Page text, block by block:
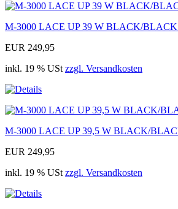
M-3000 LACE UP 39 W BLACK/BLACK
EUR 249,95
inkl. 19 % USt zzgl. Versandkosten
M-3000 LACE UP 39,5 W BLACK/
EUR 249,95
inkl. 19 % USt zzgl. Versandkosten